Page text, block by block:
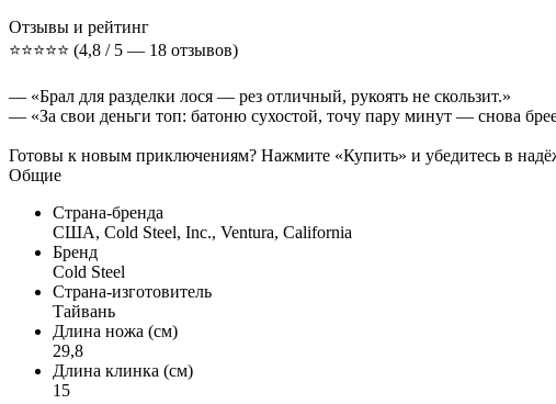
Отзывы и рейтинг
⭐️⭐️⭐️⭐️⭐️ (4,8 / 5 — 18 отзывов)
— «Брал для разделки лося — рез отличный, рукоять не скользит.»
— «За свои деньги топ: батоню сухостой, точу пару минут — снова
Готовы к новым приключениям? Нажмите «Купить» и убедитесь в
Общие
Страна-бренда
США, Cold Steel, Inc., Ventura, California
Бренд
Cold Steel
Страна-изготовитель
Тайвань
Длина ножа (см)
29,8
Длина клинка (см)
15